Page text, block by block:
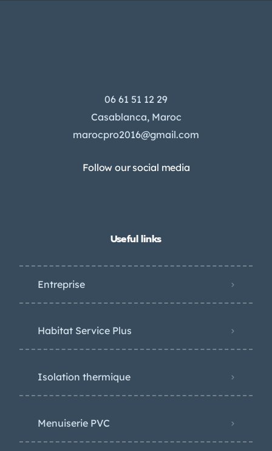
06 61 51 12 29
Casablanca, Maroc
marocpro2016@gmail.com
Follow our social media
Useful links
Entreprise
Habitat Service Plus
Isolation thermique
Menuiserie PVC